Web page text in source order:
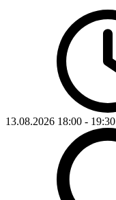
13.08.2026 18:00 - 19:30